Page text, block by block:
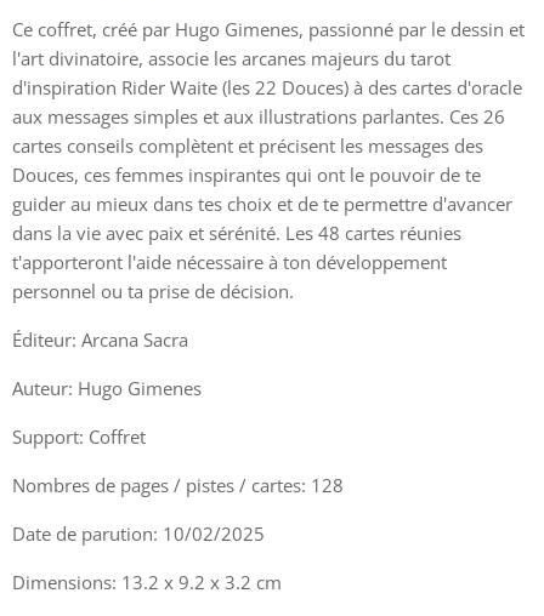
Ce coffret, créé par Hugo Gimenes, passionné par le dessin et
l'art divinatoire, associe les arcanes majeurs du tarot
d'inspiration Rider Waite (les 22 Douces) à des cartes d'oracle
aux messages simples et aux illustrations parlantes. Ces 26
cartes conseils complètent et précisent les messages des
Douces, ces femmes inspirantes qui ont le pouvoir de te
guider au mieux dans tes choix et de te permettre d'avancer
dans la vie avec paix et sérénité. Les 48 cartes réunies
t'apporteront l'aide nécessaire à ton développement
personnel ou ta prise de décision.
Éditeur: Arcana Sacra
Auteur: Hugo Gimenes
Support: Coffret
Nombres de pages / pistes / cartes: 128
Date de parution: 10/02/2025
Dimensions: 13.2 x 9.2 x 3.2 cm